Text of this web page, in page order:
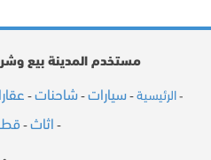
مستخدم المدينة بيع
- الرئيسية - سيارات - شاحنات -
- اثاث -